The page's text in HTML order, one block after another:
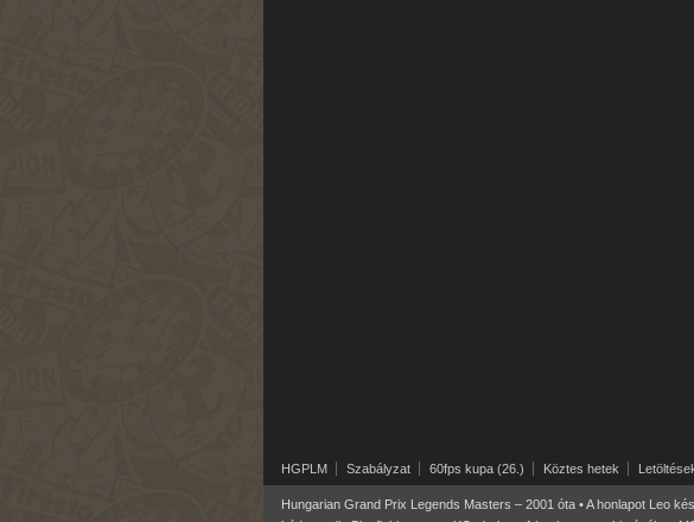
HGPLM Szabályzat 60fps kupa (26.) Köztes hetek
Hungarian Grand Prix Legends Masters – 2001 óta • A honlapot Leo